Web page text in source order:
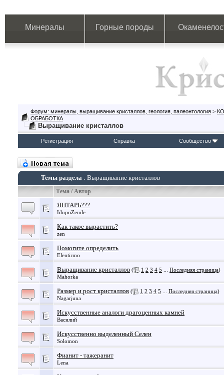
Минералы Горные породы
Форум: минералы, выращивание кристаллов, геология, палеонтология >
ОБРАБОТКА
Выращивание кристаллов
Регистрация Справка Сообщество
Темы раздела : Выращивание кристаллов
Тема /Автор
ЯНТАРЬ???
IdupoZemle
Как такое вырастить?
zen
Помогите определить
Elentirmo
Выращивание кристаллов ( 1 2 3 4 5 Последняя страница)
Mahorka
Размер и рост кристаллов ( 1 2 3 4 5 Последняя страница)
Nagarjuna
Искусственные аналоги драгоценных камней
Василий
Искусственно выделенный Селен
Solomon
Фианит - тажеранит
Lena